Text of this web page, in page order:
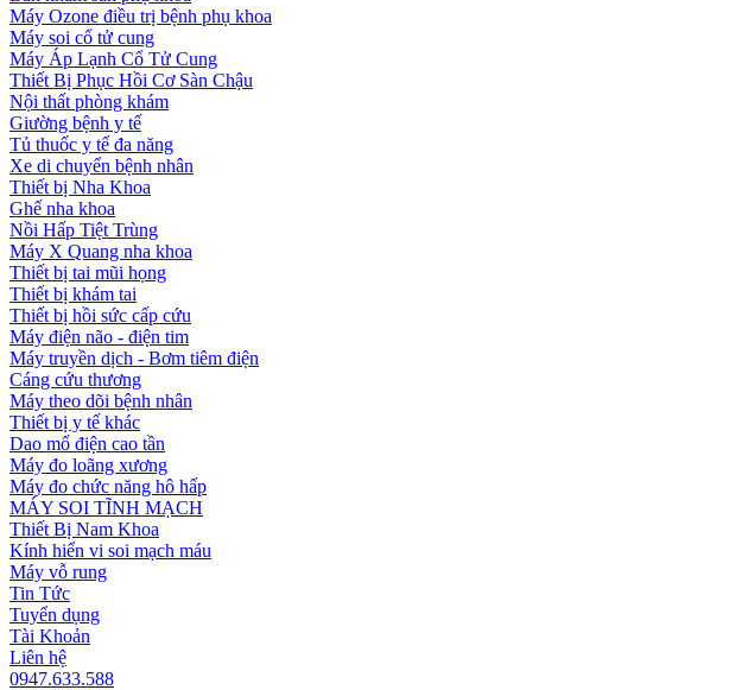
Máy Ozone điều trị bệnh phụ khoa
Máy soi cổ tử cung
Máy Áp Lạnh Cổ Tử Cung
Thiết Bị Phục Hồi Cơ Sàn Chậu
Nội thất phòng khám
Giường bệnh y tế
Tủ thuốc y tế đa năng
Xe di chuyển bệnh nhân
Thiết bị Nha Khoa
Ghế nha khoa
Nồi Hấp Tiệt Trùng
Máy X Quang nha khoa
Thiết bị tai mũi họng
Thiết bị khám tai
Thiết bị hồi sức cấp cứu
Máy điện não - điện tim
Máy truyền dịch - Bơm tiêm điện
Cáng cứu thương
Máy theo dõi bệnh nhân
Thiết bị y tế khác
Dao mổ điện cao tần
Máy đo loãng xương
Máy đo chức năng hô hấp
MÁY SOI TĨNH MẠCH
Thiết Bị Nam Khoa
Kính hiển vi soi mạch máu
Máy vỗ rung
Tin Tức
Tuyển dụng
Tài Khoản
Liên hệ
0947.633.588